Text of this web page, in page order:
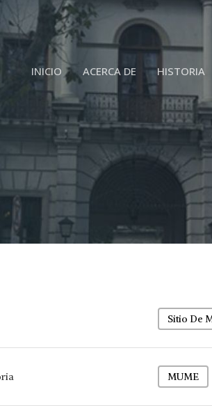
INICIO ACERCA DE HISTORIA
Sitio De
MUME